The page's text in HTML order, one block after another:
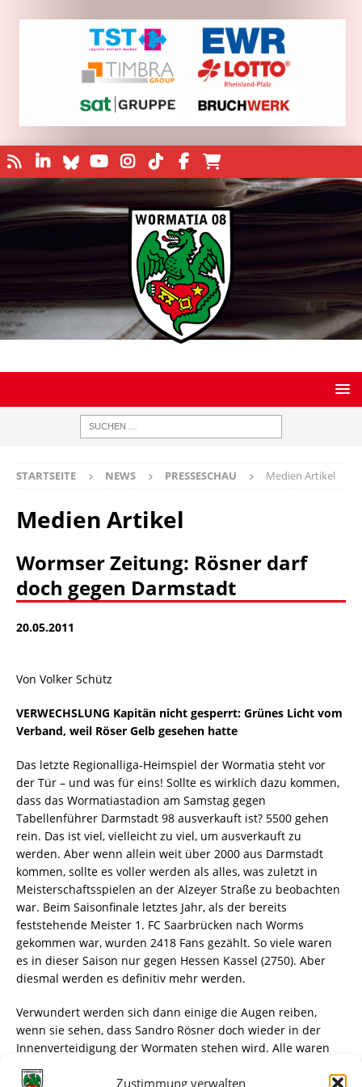
Zustimmung verwalten
STARTSEITE NEWS PRESSESCHAU Medien Artikel
Medien Artikel
Wormser Zeitung: Rösner darf
doch gegen Darmstadt
20.05.2011
Von Volker Schütz
VERWECHSLUNG Kapitän nicht gesperrt: Grünes Licht vom
Verband, weil Röser Gelb gesehen hatte
Das letzte Regionalliga-Heimspiel der Wormatia steht vor
der Tür – und was für eins! Sollte es wirklich dazu kommen,
dass das Wormatiastadion am Samstag gegen
Tabellenführer Darmstadt 98 ausverkauft ist? 5500 gehen
rein. Das ist viel, vielleicht zu viel, um ausverkauft zu
werden. Aber wenn allein weit über 2000 aus Darmstadt
kommen, sollte es voller werden als alles, was zuletzt in
Meisterschaftsspielen an der Alzeyer Straße zu beobachten
war. Beim Saisonfinale letztes Jahr, als der bereits
feststehende Meister 1. FC Saarbrücken nach Worms
gekommen war, wurden 2418 Fans gezählt. So viele waren
es in dieser Saison nur gegen Hessen Kassel (2750). Aber
diesmal werden es definitiv mehr werden.
Verwundert werden sich dann einige die Augen reiben,
wenn sie sehen, dass Sandro Rösner doch wieder in der
Innenverteidigung der Wormaten stehen wird. Alle waren
davon ausgegangen, dass der VfR-Kapitän die fünfte Gelbe
Karte beim 2:1-Auswärtssieg am Dienstag in Heilbronn